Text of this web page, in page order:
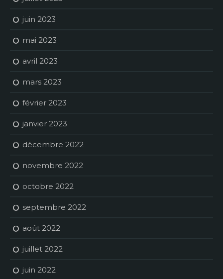
juin 2023
mai 2023
avril 2023
mars 2023
février 2023
janvier 2023
décembre 2022
novembre 2022
octobre 2022
septembre 2022
août 2022
juillet 2022
juin 2022